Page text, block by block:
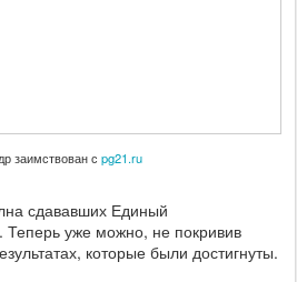
заимствован с pg21.ru
сдававших Единый
Теперь уже можно, не покривив
которые были достигнуты.